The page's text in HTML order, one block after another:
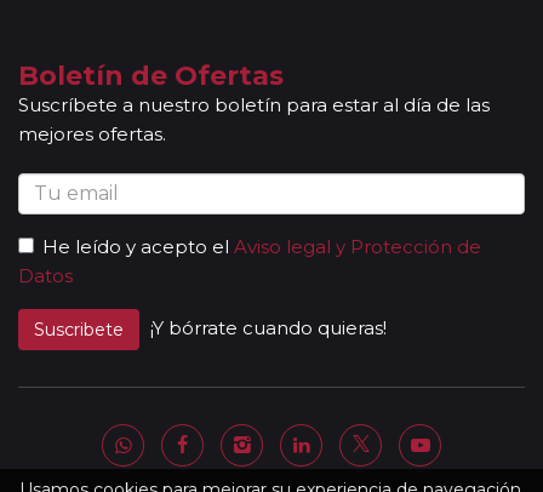
Boletín de Ofertas
Suscríbete a nuestro boletín para estar al día de las
mejores ofertas.
He leído y acepto el Aviso legal y Protección de
Datos
Suscribete ¡Y bórrate cuando quieras!